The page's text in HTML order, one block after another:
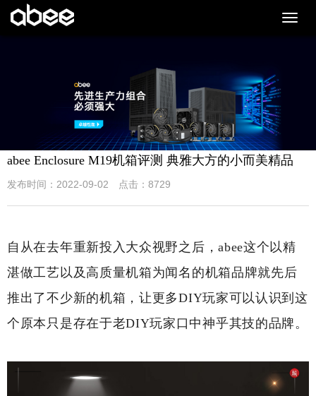
切
abee Enclosure M19机箱评测 典雅大方的小而美精品
发布时间：2022-09-02 点击：8729
自从在去年重新投入大众视野之后，abee这个以精
湛做工艺以及高质量机箱为闻名的机箱品牌就先后
推出了不少新的机箱，让更多DIY玩家可以认识到这
个原本只是存在于老DIY玩家口中神乎其技的品牌。